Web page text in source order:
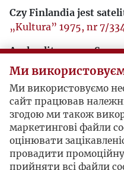
Czy Finlandia jest
„Kultura” 1975, nr 7/
Azyl polityczny w
„Kultura” 1977, nr 3/354
Kronika szwedzka
„Kultura” 1977, nr 9/
Wywiad z prof.
„Kultura” 1980, nr 4/
Szwedzkie kulisy
Ми
Ми використовуємо
сайт працював
згодою ми також
маркетингові файли
оцінювати
провадити
прийняти всі файли